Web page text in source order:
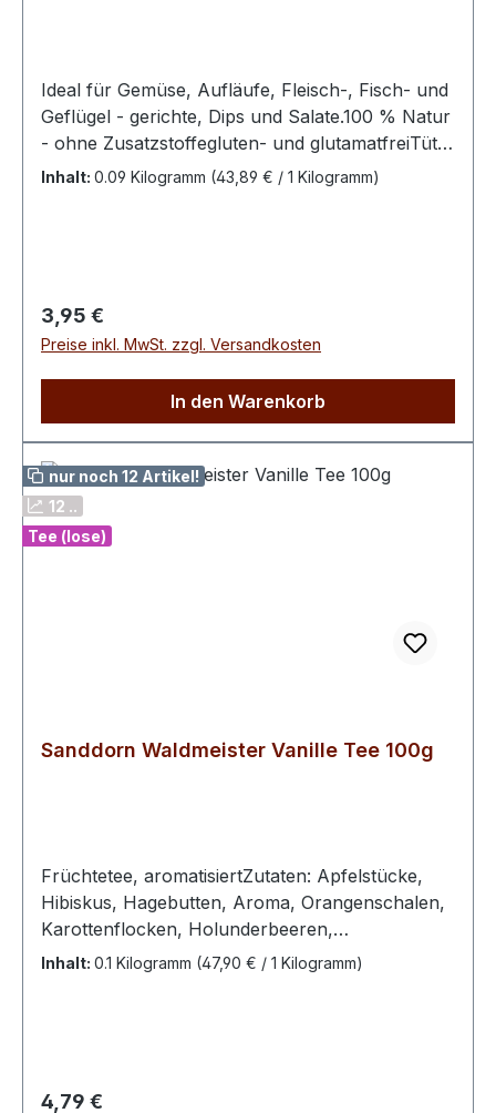
Ideal für Gemüse, Aufläufe, Fleisch-, Fisch- und
Geflügel - gerichte, Dips und Salate.100 % Natur
- ohne Zusatzstoffegluten- und glutamatfreiTüte
wiederverschließbar von Hand
Inhalt: 0.09 Kilogramm (43,89 € / 1 Kilogramm)
Regulärer Preis:
3,95 €
Preise inkl. MwSt. zzgl. Versandkosten
In den Warenkorb
nur noch 12 Artikel!
12 ..
Tee (lose)
Sanddorn Waldmeister Vanille Tee 100g
Früchtetee, aromatisiertZutaten: Apfelstücke,
Hibiskus, Hagebutten, Aroma, Orangenschalen,
Karottenflocken, Holunderbeeren,
Sanddornbeeren, Vanille, Kornblumenblüten,
Inhalt: 0.1 Kilogramm (47,90 € / 1 Kilogramm)
Regulärer Preis:
4,79 €